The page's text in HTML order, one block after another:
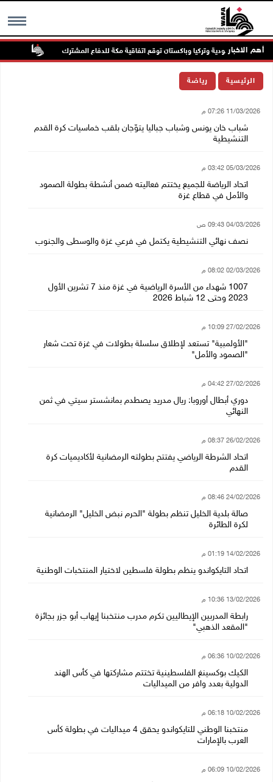
MENU أهم الاخبارالسعودية وتركيا وباكستان توقع اتفاقية مكة للدفاع المشترك
الرئيسية رياضة
11/03/2026 07:26 م
شباب خان يونس وشباب جباليا يتوّجان بلقب خماسيات كرة القدم
التنشيطية
05/03/2026 03:42 م
اتحاد الرياضة للجميع يختتم فعاليته ضمن أنشطة بطولة الصمود
والأمل في قطاع غزة
04/03/2026 09:43 ص
نصف نهائي التنشيطية يكتمل في فرعي غزة والوسطى والجنوب
02/03/2026 08:02 م
1007 شهداء من الأسرة الرياضية في غزة منذ 7 تشرين الأول
2023 وحتى 12 شباط 2026
27/02/2026 10:09 م
"الأولمبية" تستعد لإطلاق سلسلة بطولات في غزة تحت شعار
"الصمود والأمل"
27/02/2026 04:42 م
دوري أبطال أوروبا: ريال مدريد يصطدم بمانشستر سيتي في ثمن
النهائي
26/02/2026 08:37 م
اتحاد الشرطة الرياضي يفتتح بطولته الرمضانية لأكاديميات كرة
القدم
24/02/2026 08:46 م
صالة بلدية الخليل تنظم بطولة "الحرم نبض الخليل" الرمضانية
لكرة الطائرة
14/02/2026 01:19 م
اتحاد التايكواندو ينظم بطولة فلسطين لاختيار المنتخبات الوطنية
13/02/2026 10:36 م
رابطة المدربين الإيطاليين تكرم مدرب منتخبنا إيهاب أبو جزر بجائزة
"المقعد الذهبي"
10/02/2026 06:36 م
الكيك بوكسينغ الفلسطينية تختتم مشاركتها في كأس الهند
الدولية بعدد وافر من الميداليات
10/02/2026 06:18 م
منتخبنا الوطني للتايكواندو يحقق 4 ميداليات في بطولة كأس
العرب بالإمارات
10/02/2026 06:09 م